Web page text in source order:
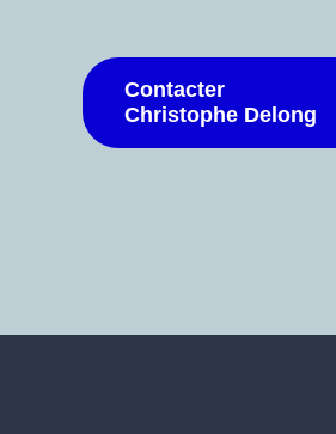
Contacter
Christophe Delong